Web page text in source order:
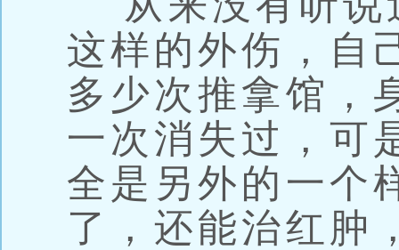
这样的外伤，自
多少次推拿馆，
一次消失过，可
全是另外的一个
了，还能治红肿